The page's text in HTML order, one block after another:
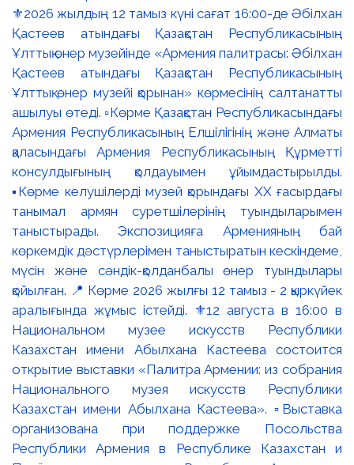
⚜️2026 жылдың 12 тамыз күні сағат 16:00-де Әбілхан
Қастеев атындағы Қазақстан Республикасының
Ұлттық өнер музейінде «Армения палитрасы: Әбілхан
Қастеев атындағы Қазақстан Республикасының
Ұлттық өнер музейі қорынан» көрмесінің салтанатты
ашылуы өтеді. ▫️Көрме Қазақстан Республикасындағы
Армения Республикасының Елшілігінің және Алматы
қаласындағы Армения Республикасының Құрметті
консулдығының қолдауымен ұйымдастырылды.
▪️Көрме келушілерді музей қорындағы ХХ ғасырдағы
танымал армян суретшілерінің туындыларымен
таныстырады. Экспозицияға Арменияның бай
көркемдік дәстүрлерімен таныстыратын кескіндеме,
мүсін және сәндік-қолданбалы өнер туындылары
қойылған. 📍 Көрме 2026 жылғы 12 тамыз - 2 қыркүйек
аралығында жұмыс істейді. ⚜️12 августа в 16:00 в
Национальном музее искусств Республики
Казахстан имени Абылхана Кастеева состоится
открытие выставки «Палитра Армении: из собрания
Национального музея искусств Республики
Казахстан имени Абылхана Кастеева». ▫️Выставка
организована при поддержке Посольства
Республики Армения в Республике Казахстан и